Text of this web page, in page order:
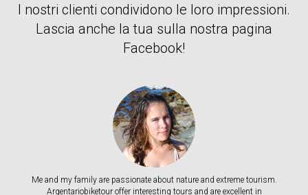
I nostri clienti condividono le loro impressioni.
Lascia anche la tua sulla nostra pagina
Facebook!
Me and my family are passionate about nature and extreme tourism.
Argentariobiketour offer interesting tours and are excellent in